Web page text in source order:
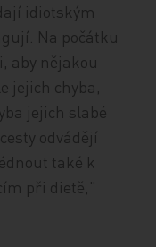
idiotským
Na počátku
aby nějakou
jejich chyba,
jejich slabé
odvádějí
také k
při dietě,"